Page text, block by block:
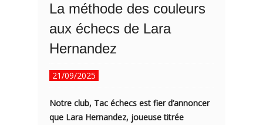
La méthode des couleurs
aux échecs de Lara
Hernandez
21/09/2025
Notre club, Tac échecs est fier d’annoncer
que Lara Hernandez, joueuse titrée